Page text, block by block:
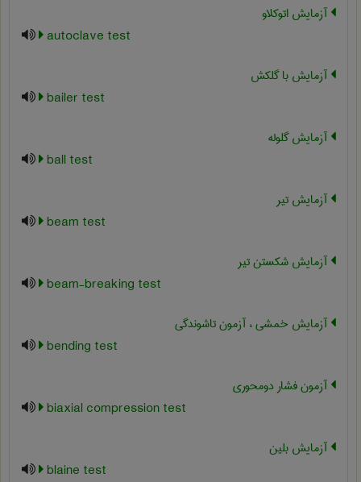
آزمایش اتوکلاو
autoclave test
آزمایش با گلکش
bailer test
آزمایش گلوله
ball test
آزمایش تیر
beam test
آزمایش شکستن تیر
beam-breaking test
آزمایش خمشی ، آزمون تاشوندگی
bending test
آزمون فشار دومحوری
biaxial compression test
آزمایش بلین
blaine test